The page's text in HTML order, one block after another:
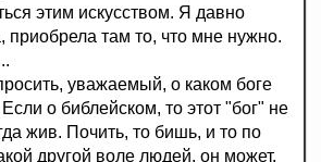
этим искусством. Я давно
приобрела там то, что мне нужно.
уважаемый, о каком боге
о библейском, то этот "бог" не
жив. Почить, то бишь, и то по
другой воле людей, он может.